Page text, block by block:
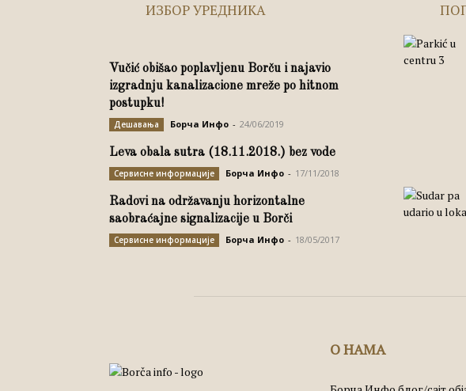
ИЗБОР УРЕДНИКА
Vučić obišao poplavljenu Borču i najavio
izgradnju kanalizacione mreže po hitnom
postupku!
Дешавања Борча Инфо - 24/06/2019
Leva obala sutra (18.11.2018.) bez vode
Сервисне информације Борча Инфо - 17/11/2018
Radovi na održavanju horizontalne
saobraćajne signalizacije u Borči
Сервисне информације Борча Инфо - 18/05/2017
О НАМА